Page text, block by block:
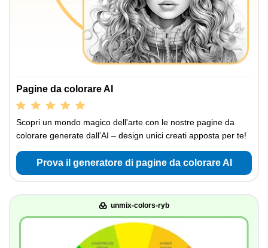
Pagine da colorare AI
Scopri un mondo magico dell'arte con le nostre pagine da
colorare generate dall'AI – design unici creati apposta per te!
Prova il generatore di pagine da colorare AI
unmix-colors-ryb